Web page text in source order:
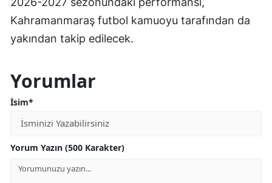
Kahramanmaraş futbol kamuoyu tarafından da
yakından takip edilecek.
Yorumlar
İsim*
Yorum Yazın (500 Karakter)